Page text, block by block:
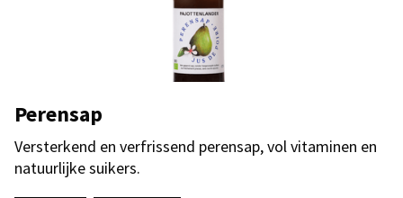
Perensap
Versterkend en verfrissend perensap, vol vitaminen en
natuurlijke suikers.